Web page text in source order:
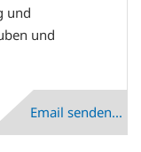
und
und
Email senden...